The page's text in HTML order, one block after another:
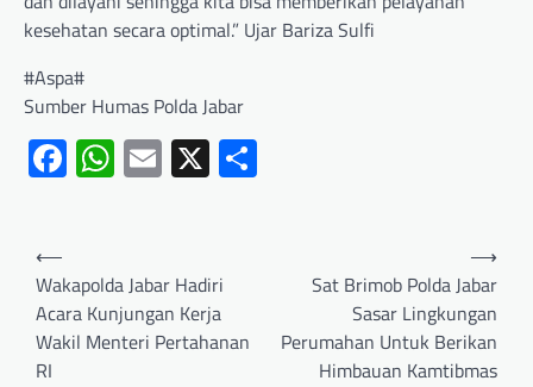
kesehatan secara optimal.” Ujar Bariza Sulfi
#Aspa#
Sumber Humas Polda Jabar
Facebook
WhatsApp
Email
X
⟵
Wakapolda Jabar Hadiri
Acara Kunjungan Kerja
Wakil Menteri Pertahanan
RI
Sat Brimob Polda Jabar
Sasar Lingkungan
Perumahan Untuk Berikan
Himbauan Kamtibmas
⟶